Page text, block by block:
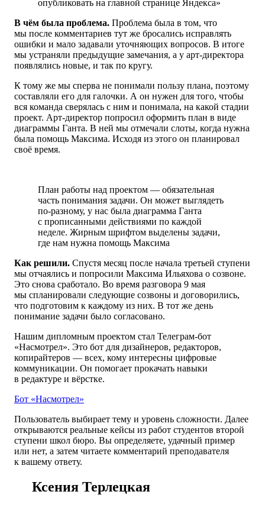
опубликовать на главной странице Яндекса»
В чём была проблема. Проблема была в том, что
мы после комментариев тут же бросались исправлять
ошибки и мало задавали уточняющих вопросов. В итоге
мы устраняли предыдущие замечания, а у арт-директора
появлялись новые, и так по кругу.
К тому же мы сперва не понимали пользу плана, поэтому
составляли его для галочки. А он нужен для того, чтобы
вся команда сверялась с ним и понимала, на какой стадии
проект. Арт-директор попросил оформить план в виде
диаграммы Ганта. В ней мы отмечали слоты, когда нужна
была помощь Максима. Исходя из этого он планировал
своё время.
План работы над проектом — обязательная
часть понимания задачи. Он может выглядеть
по-разному, у нас была диаграмма Ганта
с прописанными действиями по каждой
неделе. Жирным шрифтом выделены задачи,
где нам нужна помощь Максима
Как решили. Спустя месяц после начала третьей ступени
мы отчаялись и попросили Максима Ильяхова о созвоне.
Это снова сработало. Во время разговора 9 мая
мы спланировали следующие созвоны и договорились,
что подготовим к каждому из них. В тот же день
понимание задачи было согласовано.
Нашим дипломным проектом стал Телеграм-бот
«Насмотрел». Это бот для дизайнеров, редакторов,
копирайтеров — всех, кому интересны цифровые
коммуникации. Он помогает прокачать навыки
в редактуре и вёрстке.
Бот «Насмотрел»
Пользователь выбирает тему и уровень сложности. Далее
открываются реальные кейсы из работ студентов второй
ступени школ бюро. Вы определяете, удачный пример
или нет, а затем читаете комментарий преподавателя
к вашему ответу.
Ксения Терлецкая